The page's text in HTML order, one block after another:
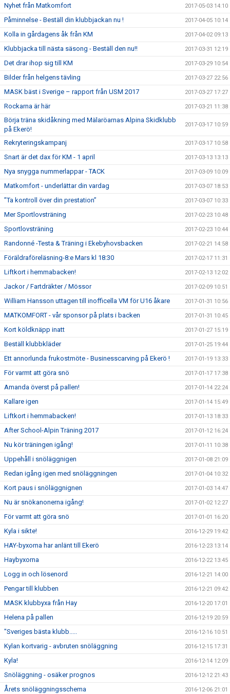
Nyhet från Matkomfort 2017-05-03 14:10
Påminnelse - Beställ din klubbjackan nu ! 2017-04-05 10:14
Kolla in gårdagens åk från KM 2017-04-02 09:13
Klubbjacka till nästa säsong - Beställ den nu!! 2017-03-31 12:19
Det drar ihop sig till KM 2017-03-29 10:54
Bilder från helgens tävling 2017-03-27 22:56
MASK bäst i Sverige – rapport från USM 2017 2017-03-27 17:27
Rockarna är här 2017-03-21 11:38
Börja träna skidåkning med Mälaröarnas Alpina Skidklubb
på Ekerö!
2017-03-17 10:59
Rekryteringskampanj 2017-03-17 10:58
Snart är det dax för KM - 1 april 2017-03-13 13:13
Nya snygga nummerlappar - TACK 2017-03-09 10:09
Matkomfort - underlättar din vardag 2017-03-07 18:53
”Ta kontroll över din prestation” 2017-03-07 10:33
Mer Sportlovsträning 2017-02-23 10:48
Sportlovsträning 2017-02-23 10:44
Randonné -Testa & Träning i Ekebyhovsbacken 2017-02-21 14:58
Föräldraföreläsning-8:e Mars kl 18:30 2017-02-17 11:31
Liftkort i hemmabacken! 2017-02-13 12:02
Jackor / Fartdräkter / Mössor 2017-02-09 10:51
William Hansson uttagen till inofficella VM för U16 åkare 2017-01-31 10:56
MATKOMFORT - vår sponsor på plats i backen 2017-01-31 10:45
Kort köldknäpp inatt 2017-01-27 15:19
Beställ klubbkläder 2017-01-25 19:44
Ett annorlunda frukostmöte - Businesscarving på Ekerö ! 2017-01-19 13:33
För varmt att göra snö 2017-01-17 17:38
Amanda överst på pallen! 2017-01-14 22:24
Kallare igen 2017-01-14 15:49
Liftkort i hemmabacken! 2017-01-13 18:33
After School-Alpin Träning 2017 2017-01-12 16:24
Nu kör träningen igång! 2017-01-11 10:38
Uppehåll i snöläggnigen 2017-01-08 21:09
Redan igång igen med snöläggningen 2017-01-04 10:32
Kort paus i snöläggnignen 2017-01-03 14:47
Nu är snökanonerna igång! 2017-01-02 12:27
För varmt att göra snö 2017-01-01 16:20
Kyla i sikte! 2016-12-29 19:42
HAY-byxorna har anlänt till Ekerö 2016-12-23 13:14
Haybyxorna 2016-12-22 13:45
Logg in och lösenord 2016-12-21 14:00
Pengar till klubben 2016-12-21 09:42
MASK klubbyxa från Hay 2016-12-20 17:01
Helena på pallen 2016-12-19 20:59
"Sveriges bästa klubb..... 2016-12-16 10:51
Kylan kortvarig - avbruten snöläggning 2016-12-15 17:31
Kyla! 2016-12-14 12:09
Snöläggning - osäker prognos 2016-12-12 21:43
Årets snöläggningsschema 2016-12-06 21:01